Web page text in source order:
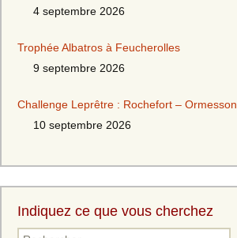
4 septembre 2026
Trophée Albatros à Feucherolles
9 septembre 2026
Challenge Leprêtre : Rochefort – Ormesson
10 septembre 2026
Indiquez ce que vous cherchez